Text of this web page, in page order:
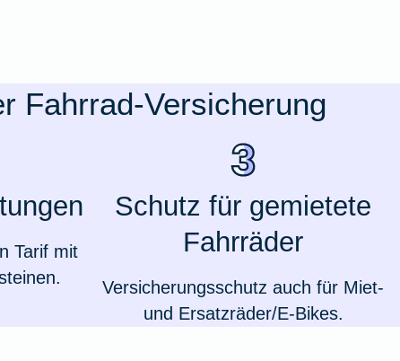
Fahrrad-Versicherung
Tarif mit
Schutz für gemietete
Fahrräder
Versicherungsschutz auch für Miet-
und Ersatzräder/E-Bikes.